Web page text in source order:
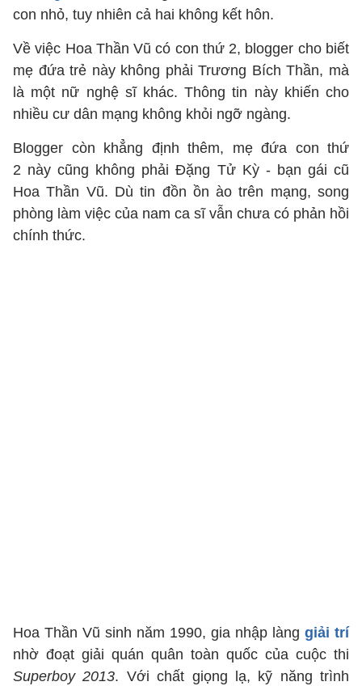
con nhỏ, tuy nhiên cả hai không kết hôn.
Về việc Hoa Thần Vũ có con thứ 2, blogger cho biết
mẹ đứa trẻ này không phải Trương Bích Thần, mà
là một nữ nghệ sĩ khác. Thông tin này khiến cho
nhiều cư dân mạng không khỏi ngỡ ngàng.
Blogger còn khẳng định thêm, mẹ đứa con thứ
2 này cũng không phải Đặng Tử Kỳ - bạn gái cũ
Hoa Thần Vũ. Dù tin đồn ồn ào trên mạng, song
phòng làm việc của nam ca sĩ vẫn chưa có phản hồi
chính thức.
Hoa Thần Vũ sinh năm 1990, gia nhập làng giải trí
nhờ đoạt giải quán quân toàn quốc của cuộc thi
Superboy 2013. Với chất giọng lạ, kỹ năng trình